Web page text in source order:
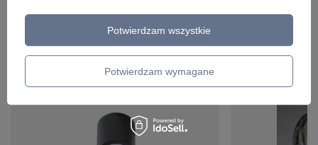
ZOBACZ RÓWNIEŻPotwierdzam wymagane
Potwierdzam wszystkie